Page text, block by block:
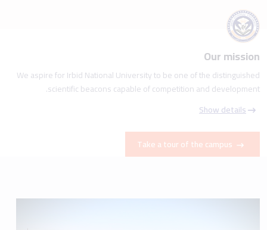
Our mission
We aspire for Irbid National University to be one of the distinguished
scientific beacons capable of competition and development.
Show details
Take a tour of the campus